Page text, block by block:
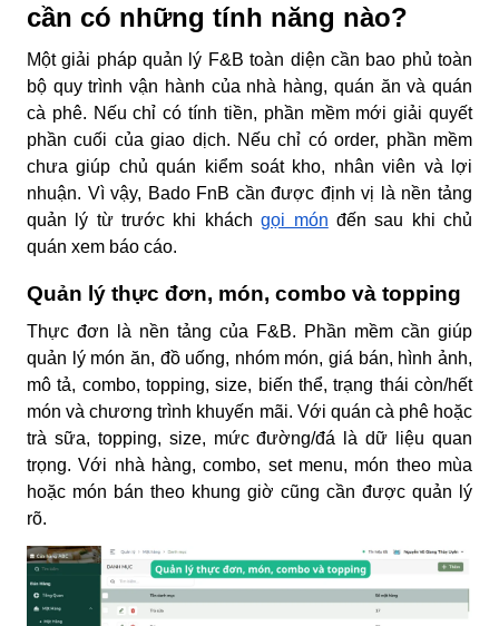
cần có những tính năng nào?
Một giải pháp quản lý F&B toàn diện cần bao phủ toàn
bộ quy trình vận hành của nhà hàng, quán ăn và quán
cà phê. Nếu chỉ có tính tiền, phần mềm mới giải quyết
phần cuối của giao dịch. Nếu chỉ có order, phần mềm
chưa giúp chủ quán kiểm soát kho, nhân viên và lợi
nhuận. Vì vậy, Bado FnB cần được định vị là nền tảng
quản lý từ trước khi kháchgọi món đến sau khi chủ
quán xem báo cáo.
Quản lý thực đơn, món, combo và topping
Thực đơn là nền tảng của F&B. Phần mềm cần giúp
quản lý món ăn, đồ uống, nhóm món, giá bán, hình ảnh,
mô tả, combo, topping, size, biến thể, trạng thái còn/hết
món và chương trình khuyến mãi. Với quán cà phê hoặc
trà sữa, topping, size, mức đường/đá là dữ liệu quan
trọng. Với nhà hàng, combo, set menu, món theo mùa
hoặc món bán theo khung giờ cũng cần được quản lý
rõ.